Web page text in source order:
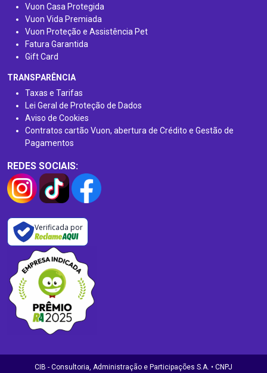
Vuon Casa Protegida
Vuon Vida Premiada
Vuon Proteção e Assistência Pet
Fatura Garantida
Gift Card
TRANSPARÊNCIA
Taxas e Tarifas
Lei Geral de Proteção de Dados
Aviso de Cookies
Contratos cartão Vuon, abertura de Crédito e Gestão de
Pagamentos
REDES SOCIAIS:
Verificada por
CIB - Consultoria, Administração e Participações S.A. • CNPJ